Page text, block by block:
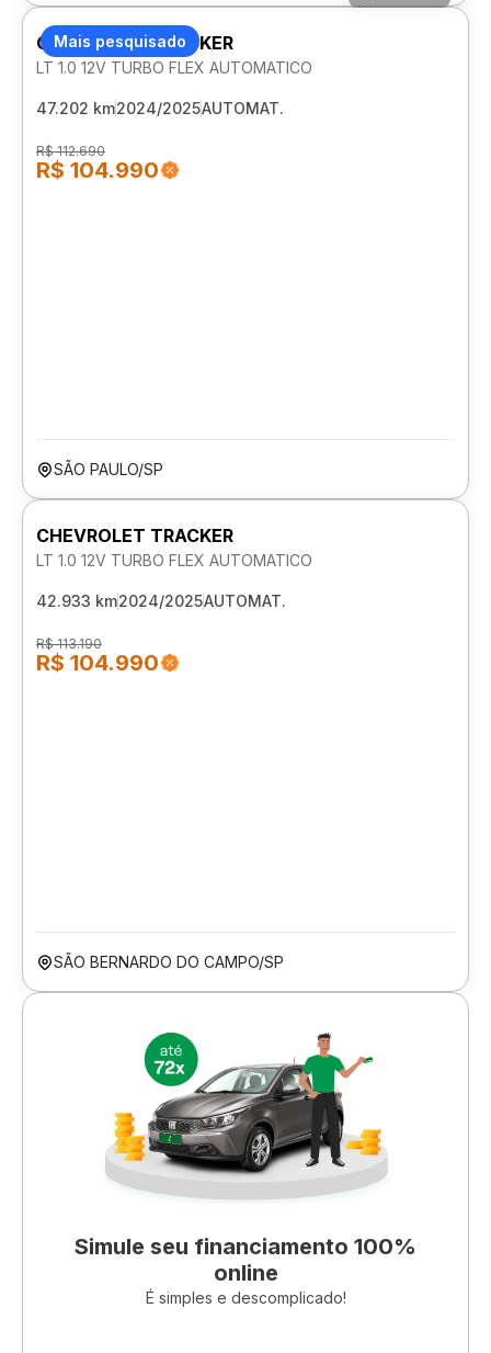
Mais pesquisado
CHEVROLET TRACKER
LT 1.0 12V TURBO FLEX AUTOMATICO
47.202 km2024/2025AUTOMAT.
R$ 112.690
R$ 104.990
SÃO PAULO/SP
CHEVROLET TRACKER
LT 1.0 12V TURBO FLEX AUTOMATICO
42.933 km2024/2025AUTOMAT.
R$ 113.190
R$ 104.990
SÃO BERNARDO DO CAMPO/SP
Simule seu financiamento 100%
online
É simples e descomplicado!